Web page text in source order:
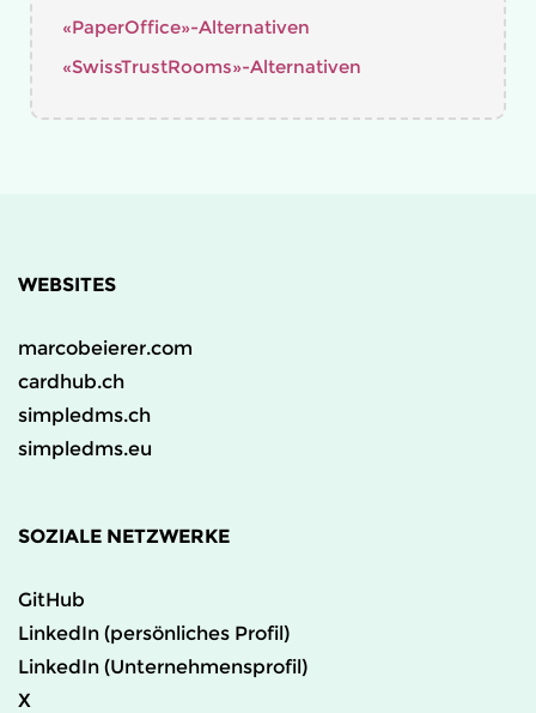
«PaperOffice»-Alternativen
«SwissTrustRooms»-Alternativen
WEBSITES
marcobeierer.com
cardhub.ch
simpledms.ch
simpledms.eu
SOZIALE NETZWERKE
GitHub
LinkedIn (persönliches Profil)
LinkedIn (Unternehmensprofil)
X